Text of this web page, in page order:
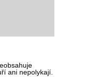
ani nepolykají.